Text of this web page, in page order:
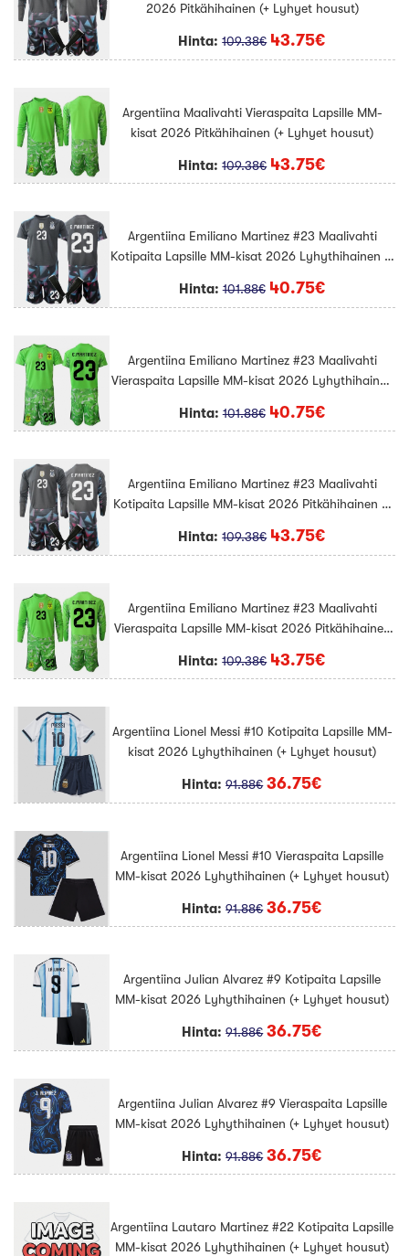
2026 Pitkähihainen (+ Lyhyet housut)
Hinta:109.38€ 43.75€
Argentiina Maalivahti Vieraspaita Lapsille MM-
kisat 2026 Pitkähihainen (+ Lyhyet housut)
Hinta:109.38€ 43.75€
Argentiina Emiliano Martinez #23 Maalivahti
Kotipaita Lapsille MM-kisat 2026 Lyhythihainen (+
Hinta:101.88€ 40.75€
Argentiina Emiliano Martinez #23 Maalivahti
Vieraspaita Lapsille MM-kisat 2026 Lyhythihainen
Hinta:101.88€ 40.75€
Argentiina Emiliano Martinez #23 Maalivahti
Kotipaita Lapsille MM-kisat 2026 Pitkähihainen (+
Hinta:109.38€ 43.75€
Argentiina Emiliano Martinez #23 Maalivahti
Vieraspaita Lapsille MM-kisat 2026 Pitkähihainen
Hinta:109.38€ 43.75€
Argentiina Lionel Messi #10 Kotipaita Lapsille MM-
kisat 2026 Lyhythihainen (+ Lyhyet housut)
Hinta:91.88€ 36.75€
Argentiina Lionel Messi #10 Vieraspaita Lapsille
MM-kisat 2026 Lyhythihainen (+ Lyhyet housut)
Hinta:91.88€ 36.75€
Argentiina Julian Alvarez #9 Kotipaita Lapsille
MM-kisat 2026 Lyhythihainen (+ Lyhyet housut)
Hinta:91.88€ 36.75€
Argentiina Julian Alvarez #9 Vieraspaita Lapsille
MM-kisat 2026 Lyhythihainen (+ Lyhyet housut)
Hinta:91.88€ 36.75€
Argentiina Lautaro Martinez #22 Kotipaita Lapsille
MM-kisat 2026 Lyhythihainen (+ Lyhyet housut)